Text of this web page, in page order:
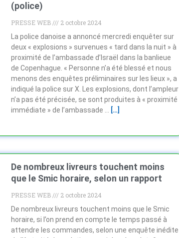
(police)
PRESSE WEB
2 octobre 2024
La police danoise a annoncé mercredi enquêter sur
deux « explosions » survenues « tard dans la nuit » à
proximité de l’ambassade d’Israël dans la banlieue
de Copenhague. « Personne n’a été blessé et nous
menons des enquêtes préliminaires sur les lieux », a
indiqué la police sur X. Les explosions, dont l’ampleur
n’a pas été précisée, se sont produites à « proximité
immédiate » de l’ambassade …
[…]
De nombreux livreurs touchent moins
que le Smic horaire, selon un rapport
PRESSE WEB
2 octobre 2024
De nombreux livreurs touchent moins que le Smic
horaire, si l’on prend en compte le temps passé à
attendre les commandes, selon une enquête inédite